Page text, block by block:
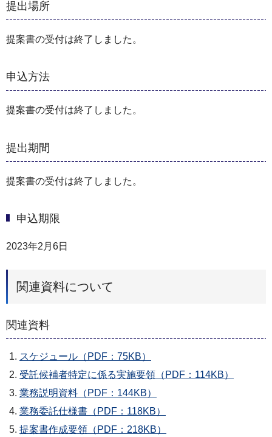
提出場所
提案書の受付は終了しました。
申込方法
提案書の受付は終了しました。
提出期間
提案書の受付は終了しました。
申込期限
2023年2月6日
関連資料について
関連資料
スケジュール（PDF：75KB）
受託候補者特定に係る実施要領（PDF：114KB）
業務説明資料（PDF：144KB）
業務委託仕様書（PDF：118KB）
提案書作成要領（PDF：218KB）